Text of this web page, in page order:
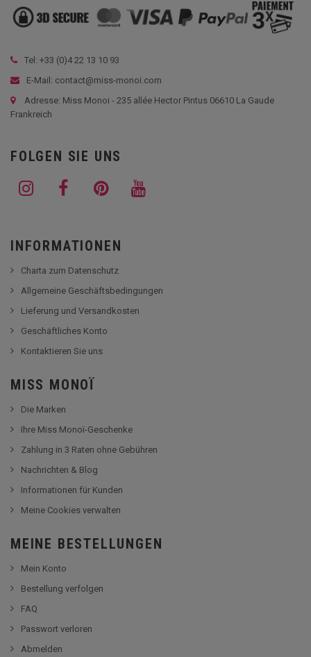
Tel: +33 (0)4 22 13 10 93
E-Mail: contact@miss-monoi.com
Adresse: Miss Monoi - 235 allée Hector Pintus 06610 La Gaude
Frankreich
FOLGEN SIE UNS
INFORMATIONEN
Charta zum Datenschutz
Allgemeine Geschäftsbedingungen
Lieferung und Versandkosten
Geschäftliches Konto
Kontaktieren Sie uns
MISS MONOÏ
Die Marken
Ihre Miss Monoï-Geschenke
Zahlung in 3 Raten ohne Gebühren
Nachrichten & Blog
Informationen für Kunden
Meine Cookies verwalten
MEINE BESTELLUNGEN
Mein Konto
Bestellung verfolgen
FAQ
Passwort verloren
Abmelden